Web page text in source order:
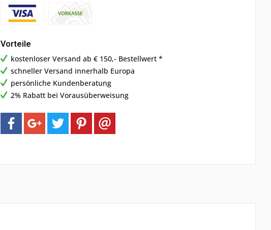
Vorteile
kostenloser Versand ab € 150,- Bestellwert *
schneller Versand innerhalb Europa
persönliche Kundenberatung
2% Rabatt bei Vorausüberweisung